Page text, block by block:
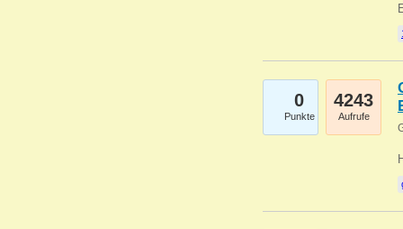
0
Punkte
4243
Aufrufe